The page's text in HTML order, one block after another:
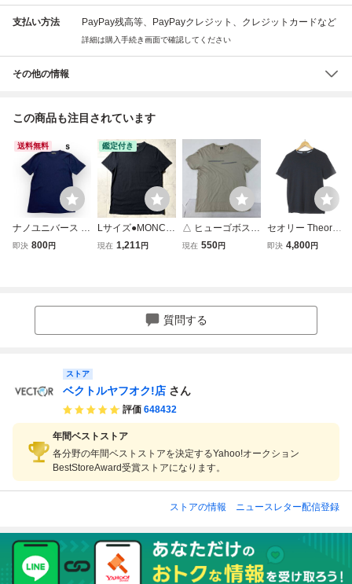
支払い方法 PayPay残高等、PayPayクレジット、クレジットカードなど
詳細は購入手続き画面で確認してください
その他の情報
この商品も注目されています
送料無料
ナノユニバース 半
袖 Tシャツ カット
即決 800円
鑑定付き
Lサイズ●MONCL
ER モンクレール
春夏 メンズ
現在 1,211円
△ ヒューゴボス B
OSS 半袖Tシャツ
ジャパン デザイナ
ーズ 古着
現在 550円
セオリー Theory T
シャツ カットソー
即決 4,800円
質問する
ストア
ベクトルヤフオク!店 さん
評価 648432
年間ベストストア
各分野の年間ベストストアを決定するYahoo!オークション
BestStoreAward受賞ストアになります。
ストアの情報 ニュースレター配信登録